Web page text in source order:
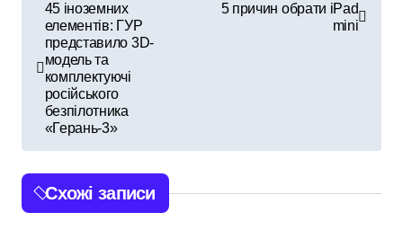
в
г
а
45 іноземних
елементів: ГУР
представило 3D-
модель та
комплектуючі
російського
безпілотника
«Герань-3»
5 причин обрати iPad
mini
Схожі записи